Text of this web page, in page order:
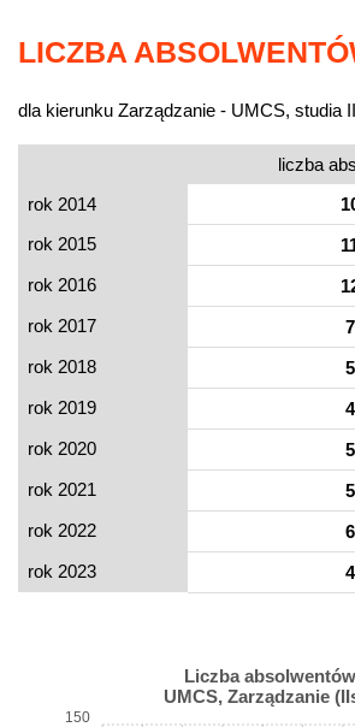
LICZBA
dla kierunku Zarządzanie - UMCS, studia
liczba
rok 2014
rok 2015
rok 2016
rok 2017
rok 2018
rok 2019
rok 2020
rok 2021
rok 2022
rok 2023
Liczba absolwentów
UMCS, Zarządzanie
150